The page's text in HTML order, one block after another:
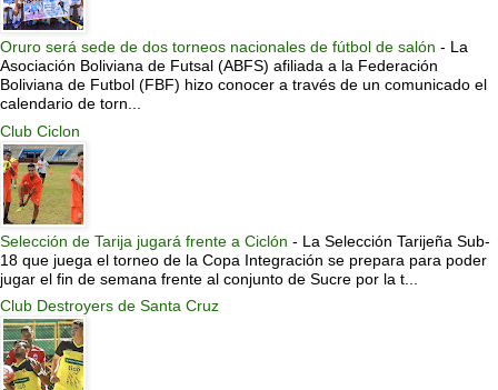
Oruro será sede de dos torneos nacionales de fútbol de salón - La
Asociación Boliviana de Futsal (ABFS) afiliada a la Federación
Boliviana de Futbol (FBF) hizo conocer a través de un comunicado el
calendario de torn...
Club Ciclon
Selección de Tarija jugará frente a Ciclón - La Selección Tarijeña Sub-
18 que juega el torneo de la Copa Integración se prepara para poder
jugar el fin de semana frente al conjunto de Sucre por la t...
Club Destroyers de Santa Cruz